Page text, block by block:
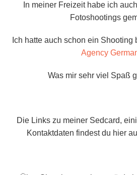
In meiner Freizeit habe ich
Fotoshootings
Ich hatte auch schon ein Shooting
Agency
Was mir sehr viel Spaß
Die Links zu meiner Sedcard,
Kontaktdaten findest du hier